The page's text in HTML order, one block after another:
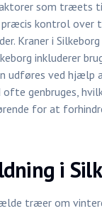
som træets
kontrol
Kraner i
inkluderer
udføres ved hjælp
genbruges,
for at
i
træer om